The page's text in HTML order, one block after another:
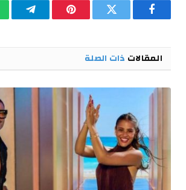
فيسبوك تويتر بينتيريستتيلقرام
المقالات ذات الصلة